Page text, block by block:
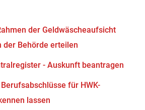
der Geldwäscheaufsicht
der Behörde erteilen
- Auskunft beantragen
für HWK-
lassen